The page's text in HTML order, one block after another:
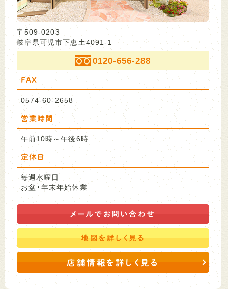
〒509-0203
岐阜県可児市下恵土4091-1
0120-656-288
FAX
0574-60-2658
営業時間
午前10時～午後6時
定休日
毎週水曜日
お盆・年末年始休業
メールで お問い合わせ
地図を詳しく見る
店舗情報を詳しく見る